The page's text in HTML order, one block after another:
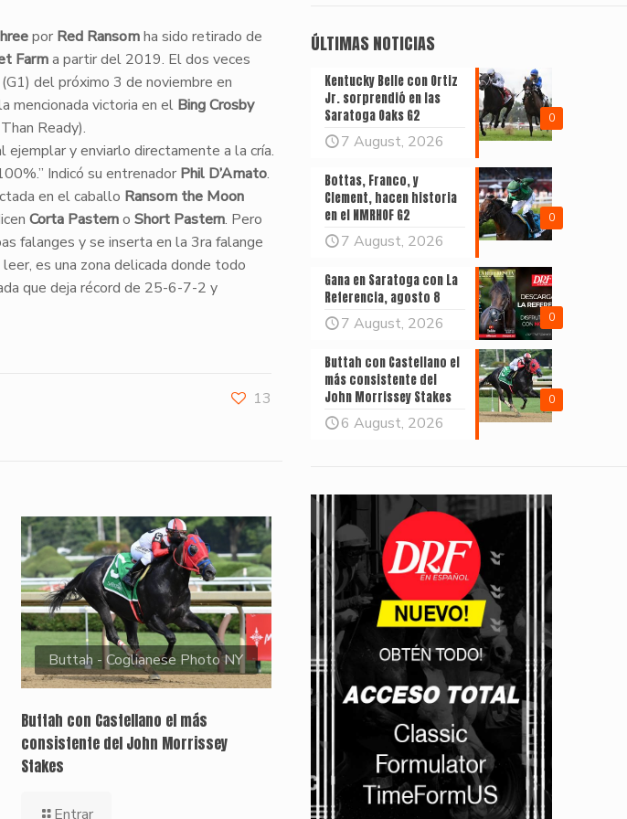
por Red Ransomha sido retirado de
Farma partir del 2019. El dos veces
del próximo 3 de noviembre en
mencionada victoria en el Bing Crosby
Ready).
y enviarlo directamente a la cría.
Indicó su entrenador Phil D’Amato.
en el caballo Ransom the Moon
Corta Pasterno Short Pastern. Pero
falanges y se inserta en la 3ra falange
es una zona delicada donde todo
que deja récord de 25-6-7-2 y
13
Buttah - Coglianese Photo NY
Buttah con Castellano el más
consistente del John Morrissey
Stakes
Entrar
ÚLTIMAS NOTICIAS
0
Kentucky Belle con Ortiz
Jr. sorprendió en las
Saratoga Oaks G2
7 August, 2026
0
Bottas, Franco, y
Clement, hacen historia
en el NMRHOF G2
7 August, 2026
0
Gana en Saratoga con La
Referencia, agosto 8
7 August, 2026
0
Buttah con Castellano el
más consistente del
John Morrissey Stakes
6 August, 2026